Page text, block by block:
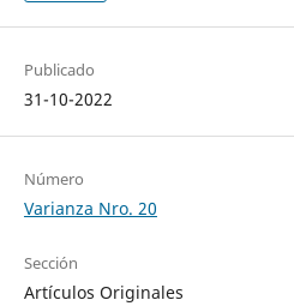
Publicado
31-10-2022
Número
Varianza Nro. 20
Sección
Artículos Originales